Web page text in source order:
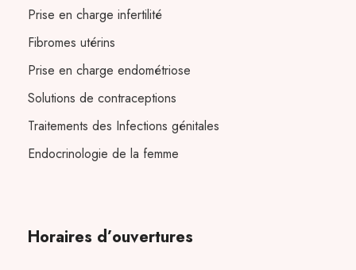
Prise en charge infertilité
Fibromes utérins
Prise en charge endométriose
Solutions de contraceptions
Traitements des Infections génitales
Endocrinologie de la femme
Horaires d’ouvertures